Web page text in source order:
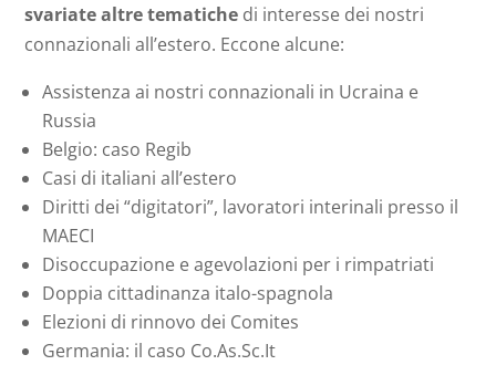
svariate altre tematiche di interesse dei nostri
connazionali all’estero. Eccone alcune:
Assistenza ai nostri connazionali in Ucraina e
Russia
Belgio: caso Regib
Casi di italiani all’estero
Diritti dei “digitatori”, lavoratori interinali presso il
MAECI
Disoccupazione e agevolazioni per i rimpatriati
Doppia cittadinanza italo-spagnola
Elezioni di rinnovo dei Comites
Germania: il caso Co.As.Sc.It